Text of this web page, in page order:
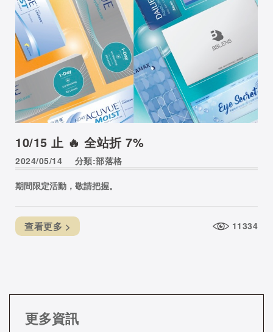
10/15 止 🔥 全站折 7%
2024/05/14 分類:部落格
期間限定活動，敬請把握。
查看更多 > 11334
更多資訊